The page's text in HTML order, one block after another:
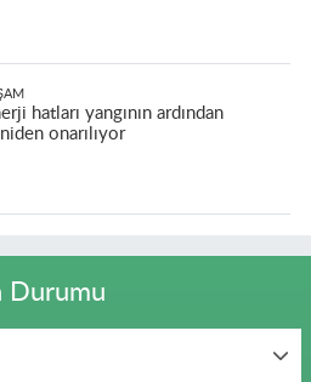
hatları yangının ardından
onarılıyor
Durumu